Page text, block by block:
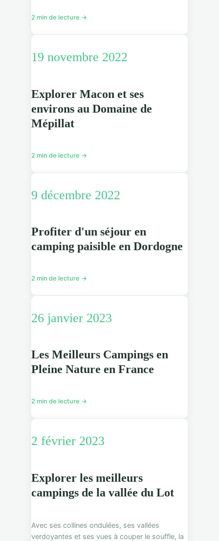
2 min de lecture →
19 novembre 2022
Explorer Macon et ses
environs au Domaine de
Mépillat
2 min de lecture →
9 décembre 2022
Profiter d'un séjour en
camping paisible en Dordogne
2 min de lecture →
26 janvier 2023
Les Meilleurs Campings en
Pleine Nature en France
2 min de lecture →
2 février 2023
Explorer les meilleurs
campings de la vallée du Lot
Avec ses collines ondulées, ses vallées
verdoyantes et ses vues à couper le souffle, la